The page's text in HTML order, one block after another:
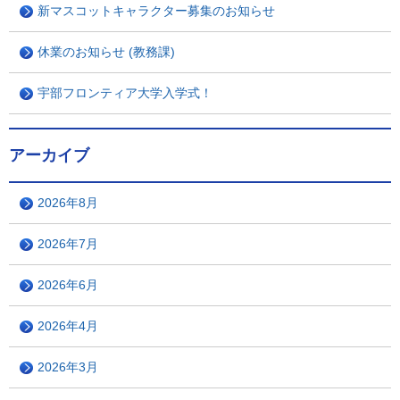
新マスコットキャラクター募集のお知らせ
休業のお知らせ (教務課)
宇部フロンティア大学入学式！
アーカイブ
2026年8月
2026年7月
2026年6月
2026年4月
2026年3月